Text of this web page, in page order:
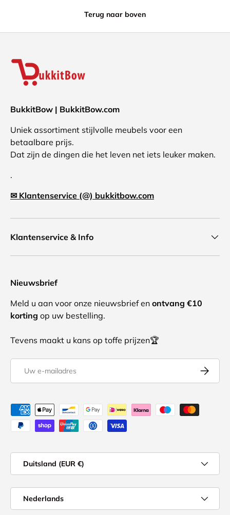
Terug naar boven
BukkitBow | BukkitBow.com
Uniek assortiment stijlvolle meubels voor een
betaalbare prijs.
Dat zijn de dingen die het leven net iets leuker maken.
.
✉ Klantenservice (@) bukkitbow.com
Klantenservice & Info
Nieuwsbrief
Meld u aan voor onze nieuwsbrief en ontvang €10
korting op uw bestelling.
Tevens maakt u kans op toffe prijzen🏆
Geaccepteerde betaalmethoden
Duitsland (EUR €)
Nederlands